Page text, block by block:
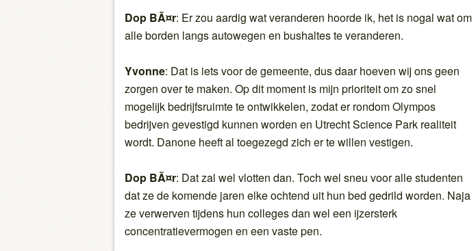
Dop BÃ¤r: Er zou aardig wat veranderen hoorde ik, het is nogal wat om
alle borden langs autowegen en bushaltes te veranderen.
Yvonne: Dat is iets voor de gemeente, dus daar hoeven wij ons geen
zorgen over te maken. Op dit moment is mijn prioriteit om zo snel
mogelijk bedrijfsruimte te ontwikkelen, zodat er rondom Olympos
bedrijven gevestigd kunnen worden en Utrecht Science Park realiteit
wordt. Danone heeft al toegezegd zich er te willen vestigen.
Dop BÃ¤r: Dat zal wel vlotten dan. Toch wel sneu voor alle studenten
dat ze de komende jaren elke ochtend uit hun bed gedrild worden. Naja
ze verwerven tijdens hun colleges dan wel een ijzersterk
concentratievermogen en een vaste pen.